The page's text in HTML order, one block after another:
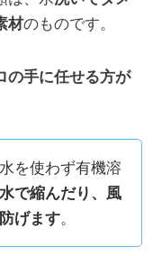
材のものです。
の手に任せる方が
を使わず有機溶
で縮んだり、風
げます。